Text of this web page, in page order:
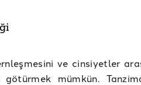
ve cinsiyetler
götürmek mümkün.